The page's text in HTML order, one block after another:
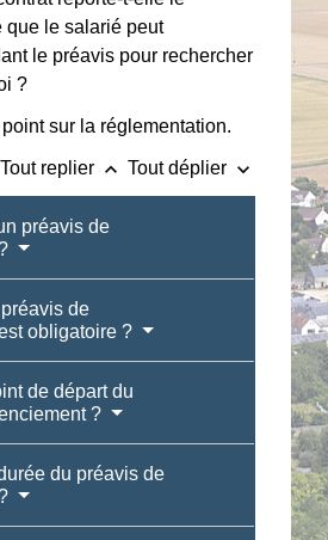
que le salarié peut
le préavis pour rechercher
?
sur la réglementation.
Tout replier keyboard_arrow_up Tout déplier keyboard_arrow_down
préavis de
de
obligatoire ?
de départ du
?
du préavis de